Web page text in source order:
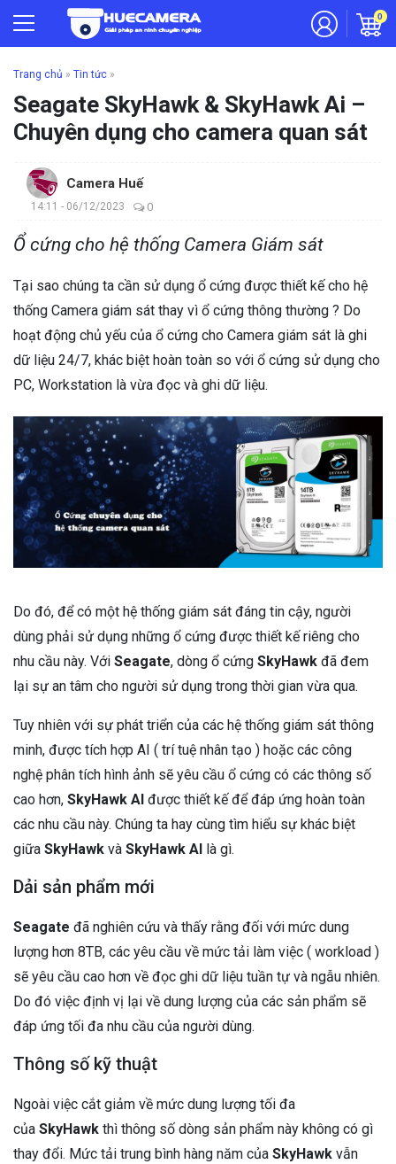
0
Trang chủ » Tin tức »
Seagate SkyHawk & SkyHawk Ai –
Chuyên dụng cho camera quan sát
Camera Huế
14:11 - 06/12/2023 0
Ổ cứng cho hệ thống Camera Giám sát
Tại sao chúng ta cần sử dụng ổ cứng được thiết kế cho hệ
thống Camera giám sát thay vì ổ cứng thông thường ? Do
hoạt động chủ yếu của ổ cứng cho Camera giám sát là ghi
dữ liệu 24/7, khác biệt hoàn toàn so với ổ cứng sử dụng cho
PC, Workstation là vừa đọc và ghi dữ liệu.
Do đó, để có một hệ thống giám sát đáng tin cậy, người
dùng phải sử dụng những ổ cứng được thiết kế riêng cho
nhu cầu này. Với Seagate, dòng ổ cứng SkyHawk đã đem
lại sự an tâm cho người sử dụng trong thời gian vừa qua.
Tuy nhiên với sự phát triển của các hệ thống giám sát thông
minh, được tích hợp AI ( trí tuệ nhân tạo ) hoặc các công
nghệ phân tích hình ảnh sẽ yêu cầu ổ cứng có các thông số
cao hơn, SkyHawk AI được thiết kế để đáp ứng hoàn toàn
các nhu cầu này. Chúng ta hay cùng tìm hiểu sự khác biệt
giữa SkyHawk và SkyHawk AI là gì.
Dải sản phẩm mới
Seagate đã nghiên cứu và thấy rằng đối với mức dung
lượng hơn 8TB, các yêu cầu về mức tải làm việc ( workload )
sẽ yêu cầu cao hơn về đọc ghi dữ liệu tuần tự và ngẫu nhiên.
Do đó việc định vị lại về dung lượng của các sản phẩm sẽ
đáp ứng tối đa nhu cầu của người dùng.
Thông số kỹ thuật
Ngoài việc cắt giảm về mức dung lượng tối đa
của SkyHawk thì thông số dòng sản phẩm này không có gì
thay đổi. Mức tải trung bình hàng năm của SkyHawk vẫn